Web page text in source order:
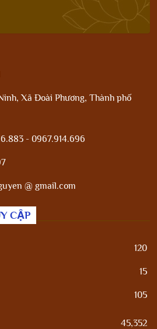
Xã Đoài Phương, Thành phố
- 0967.914.696
@ gmail.com
CẬP
120
15
105
45,352